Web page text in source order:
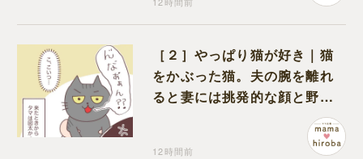
［２］やっぱり猫が好き｜猫
をかぶった猫。夫の腕を離れ
ると妻には挑発的な顔と野太
12時間前